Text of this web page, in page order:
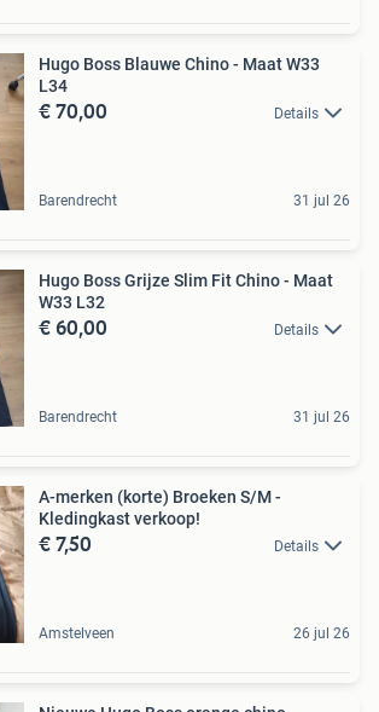
Hugo Boss Blauwe Chino - Maat W33
L34
€ 70,00 Details
Barendrecht 31 jul 26
Hugo Boss Grijze Slim Fit Chino - Maat
W33 L32
€ 60,00 Details
Barendrecht 31 jul 26
A-merken (korte) Broeken S/M -
Kledingkast verkoop!
€ 7,50 Details
Amstelveen 26 jul 26